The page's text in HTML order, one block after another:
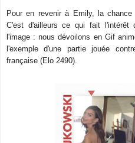
Pour en revenir à Emily, la
C'est d'ailleurs ce qui fait l'intérêt
l'image : nous dévoilons en Gif
l'exemple d'une partie jouée
française (Elo 2490).